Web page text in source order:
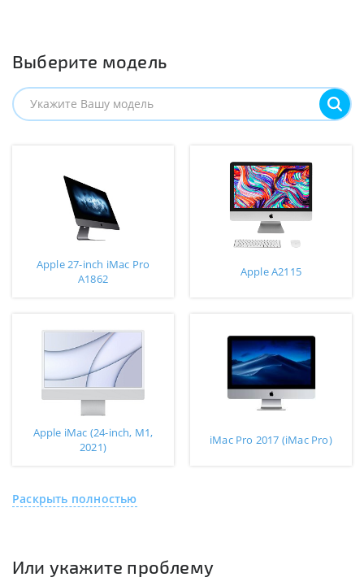
Выберите модель
Apple 27-inch iMac Pro
A1862
Apple A2115
Apple iMac (24-inch, M1,
2021)
iMac Pro 2017 (iMac Pro)
Раскрыть полностью
Или укажите проблему